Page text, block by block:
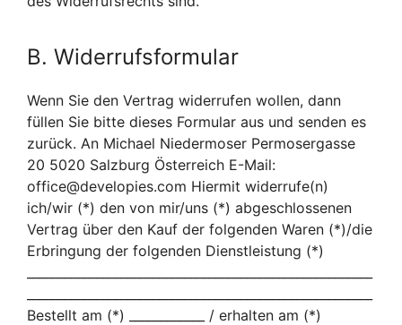
B. Widerrufsformular
Wenn Sie den Vertrag widerrufen wollen, dann
füllen Sie bitte dieses Formular aus und senden es
zurück. An Michael Niedermoser Permosergasse
20 5020 Salzburg Österreich E-Mail:
office@developies.com Hiermit widerrufe(n)
ich/wir (*) den von mir/uns (*) abgeschlossenen
Vertrag über den Kauf der folgenden Waren (*)/die
Erbringung der folgenden Dienstleistung (*)
Bestellt am (*) ____________ / erhalten am (*)